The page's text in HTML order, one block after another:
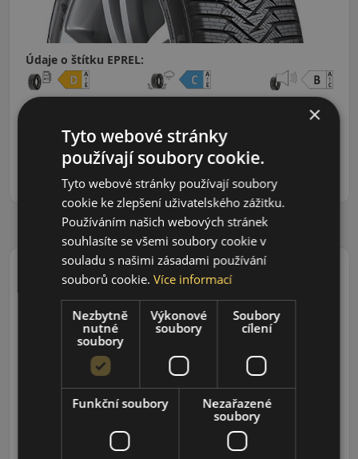
Údaje o štítku EPREL:
1 266 CZK
ks
ZIMNÍ PNEU
LW31 I Fit+
185/65R15 (88) T
×
Tyto webové stránky
používají soubory cookie.
Tyto webové stránky používají soubory
cookie ke zlepšení uživatelského zážitku.
Používáním našich webových stránek
souhlasíte se všemi soubory cookie v
souladu s našimi zásadami používání
souborů cookie.Více informací
Nezbytně
nutné
soubory
Výkonové
soubory
Soubory
cílení
Funkční soubory
Nezařazené
soubory